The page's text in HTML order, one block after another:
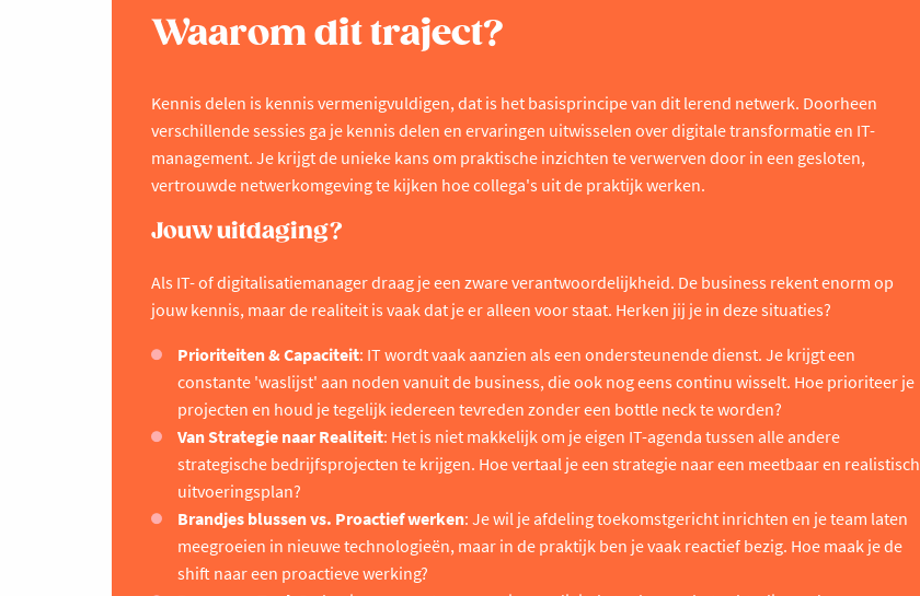
Waarom dit traject?
Kennis delen is kennis vermenigvuldigen, dat is het basisprincipe van dit lerend netwerk. Doorheen
verschillende sessies ga je kennis delen en ervaringen uitwisselen over digitale transformatie en IT-
management. Je krijgt de unieke kans om praktische inzichten te verwerven door in een gesloten,
vertrouwde netwerkomgeving te kijken hoe collega's uit de praktijk werken.
Jouw uitdaging?
Als IT- of digitalisatiemanager draag je een zware verantwoordelijkheid. De business rekent enorm op
jouw kennis, maar de realiteit is vaak dat je er alleen voor staat. Herken jij je in deze situaties?
Prioriteiten & Capaciteit: IT wordt vaak aanzien als een ondersteunende dienst. Je krijgt een
constante 'waslijst' aan noden vanuit de business, die ook nog eens continu wisselt. Hoe prioriteer je
projecten en houd je tegelijk iedereen tevreden zonder een bottle neck te worden?
Van Strategie naar Realiteit: Het is niet makkelijk om je eigen IT-agenda tussen alle andere
strategische bedrijfsprojecten te krijgen. Hoe vertaal je een strategie naar een meetbaar en realistisch
uitvoeringsplan?
Brandjes blussen vs. Proactief werken: Je wil je afdeling toekomstgericht inrichten en je team laten
meegroeien in nieuwe technologieën, maar in de praktijk ben je vaak reactief bezig. Hoe maak je de
shift naar een proactieve werking?